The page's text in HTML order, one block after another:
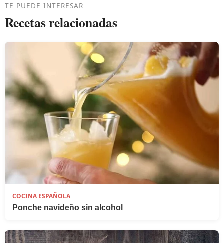
TE PUEDE INTERESAR
Recetas relacionadas
COCINA ESPAÑOLA
Ponche navideño sin alcohol